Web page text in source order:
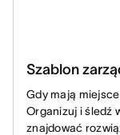
Szablon
Gdy mają
Organizuj i śledź
znajdować